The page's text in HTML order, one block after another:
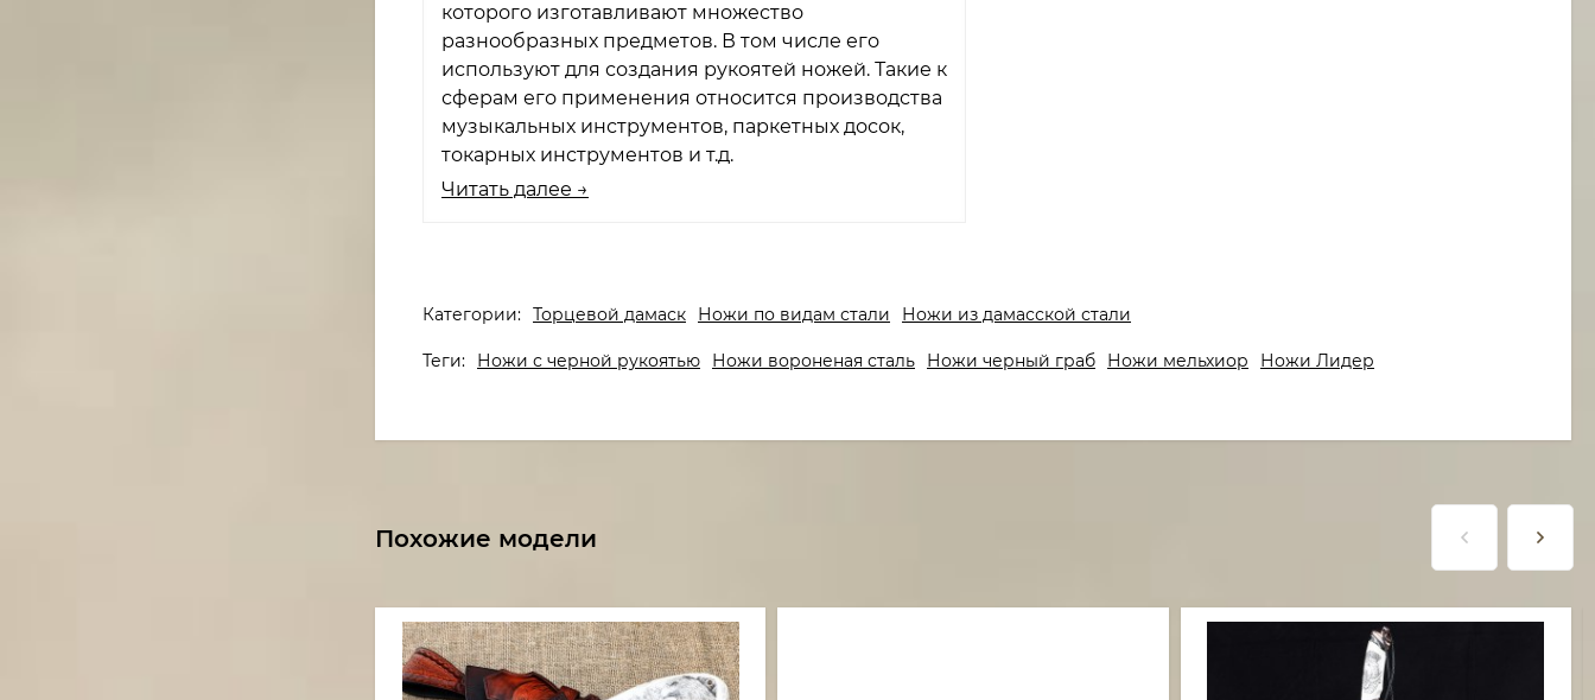
которого изготавливают множество
разнообразных предметов. В том числе его
используют для создания рукоятей ножей. Такие к
сферам его применения относится производства
музыкальных инструментов, паркетных досок,
токарных инструментов и т.д.
Читать далее →
Категории: Торцевой дамаск Ножи по видам стали Ножи из дамасской стали
Теги: Ножи с черной рукоятью Ножи вороненая сталь Ножи черный граб Ножи мельхиор Ножи Лидер
Похожие модели